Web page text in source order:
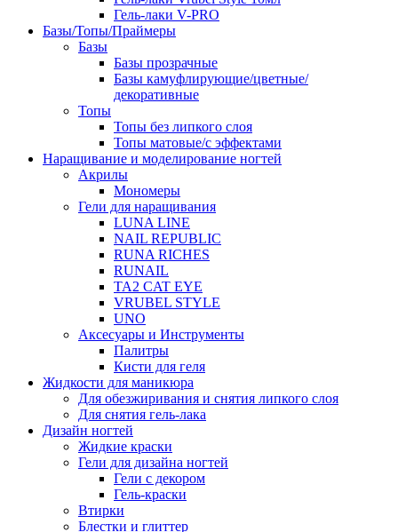
Гель-лаки V-PRO
Базы/Топы/Праймеры
Базы
Базы прозрачные
Базы камуфлирующие/цветные/
декоративные
Топы
Топы без липкого слоя
Топы матовые/с эффектами
Наращивание и моделирование ногтей
Акрилы
Мономеры
Гели для наращивания
LUNA LINE
NAIL REPUBLIC
RUNA RICHES
RUNAIL
TA2 CAT EYE
VRUBEL STYLE
UNO
Аксесуары и Инструменты
Палитры
Кисти для геля
Жидкости для маникюра
Для обезжиривания и снятия липкого слоя
Для снятия гель-лака
Дизайн ногтей
Жидкие краски
Гели для дизайна ногтей
Гели с декором
Гель-краски
Втирки
Блестки и глиттер